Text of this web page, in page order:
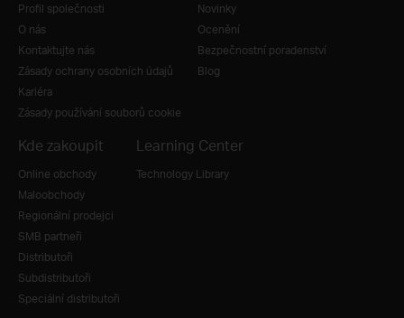
Profil společnosti
O nás
Kontaktujte nás
Zásady ochrany osobních údajů
Kariéra
Zásady používání souborů cookie
Novinky
Ocenění
Bezpečnostní poradenství
Blog
Kde zakoupit
Online obchody
Maloobchody
Regionální prodejci
SMB partneři
Distributoři
Subdistributoři
Speciální distributoři
Learning Center
Technology Library